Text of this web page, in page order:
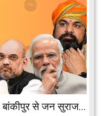
से जन सुराज...